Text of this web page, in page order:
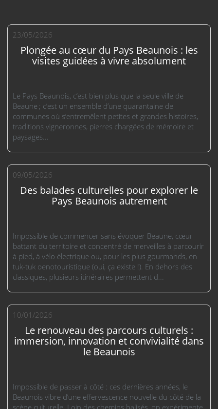
23/05/2026
Plongée au cœur du Pays Beaunois : les
visites guidées à vivre absolument
Le Pays Beaunois, c’est bien plus que la seule ville de
Beaune ; c’est un ensemble d’une quarantaine de
communes où s’entremêlent petites et grandes histoires,
traditions vigneronnes, pierres chargées de mémoire et
paysages...
09/05/2026
Des balades culturelles pour explorer le
Pays Beaunois autrement
Impossible de commencer sans évoquer Beaune, cœur
battant du territoire et concentré de merveilles à parcourir
à pied, à vélo électrique ou, pour les plus gourmands, en
tuk-tuk oenotouristique (oui, ça existe !). En dehors des
classiques, plusieurs itinéraires permettent d...
10/01/2026
Le renouveau des parcours culturels :
immersion, innovation et convivialité dans
le Beaunois
Impossible de passer à côté : ces dernières années, le
Beaunois vibre d’une effervescence nouvelle du côté de la
scène culturelle. Loin des chemins balisés, on expérimente,